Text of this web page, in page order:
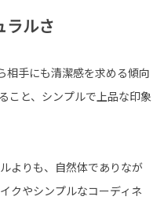
常の「モヤモヤ」「スカッと」
STORY
ラルさ
相手にも清潔感を求める傾向
こと、シンプルで上品な印象
よりも、自然体でありなが
クやシンプルなコーディネ